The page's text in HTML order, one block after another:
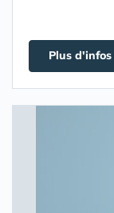
Plus d'infos